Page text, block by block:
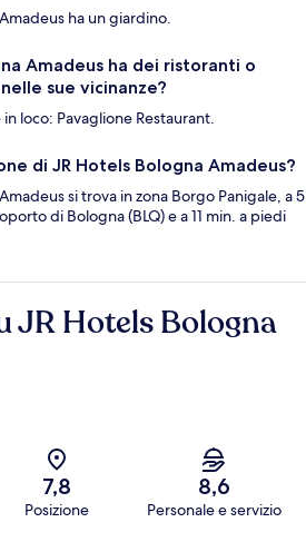
ha un giardino.
Amadeus ha dei ristoranti o
sue vicinanze?
loco: Pavaglione Restaurant.
di JR Hotels Bologna Amadeus?
si trova in zona Borgo Panigale, a 5
di Bologna (BLQ) e a 11 min. a piedi
JR Hotels Bologna
7,8
Posizione
8,6
Personale e servizio